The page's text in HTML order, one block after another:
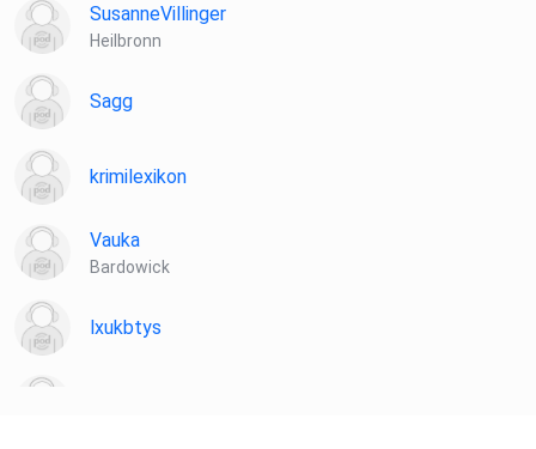
SusanneVillinger
Heilbronn
Sagg
krimilexikon
Vauka
Bardowick
lxukbtys